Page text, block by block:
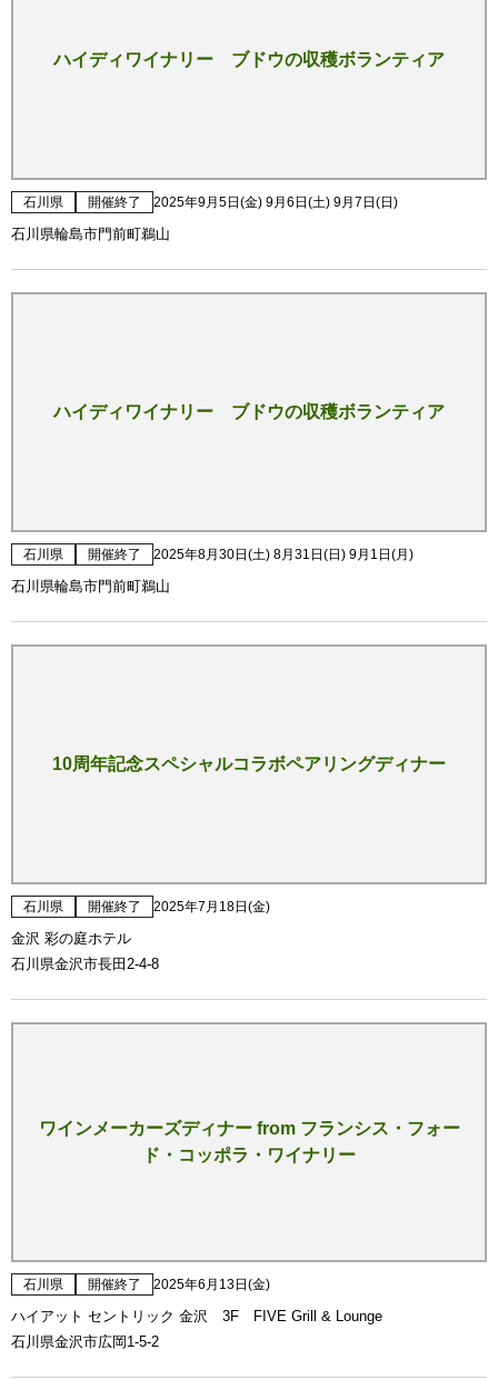
ハイディワイナリー ブドウの収穫ボランティア
石川県 開催終了 2025年9月5日(金) 9月6日(土) 9月7日(日)
石川県輪島市門前町鵜山
ハイディワイナリー ブドウの収穫ボランティア
石川県 開催終了 2025年8月30日(土) 8月31日(日) 9月1日(月)
石川県輪島市門前町鵜山
10周年記念スペシャルコラボペアリングディナー
石川県 開催終了 2025年7月18日(金)
金沢 彩の庭ホテル
石川県金沢市長田2-4-8
ワインメーカーズディナー from フランシス・フォー
ド・コッポラ・ワイナリー
石川県 開催終了 2025年6月13日(金)
ハイアット セントリック 金沢 3F FIVE Grill & Lounge
石川県金沢市広岡1-5-2